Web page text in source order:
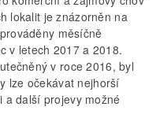
lokalit je znázorněn na
měsíčně
v letech 2017 a 2018.
v roce 2016, byl
lze očekávat nejhorší
a další projevy možné